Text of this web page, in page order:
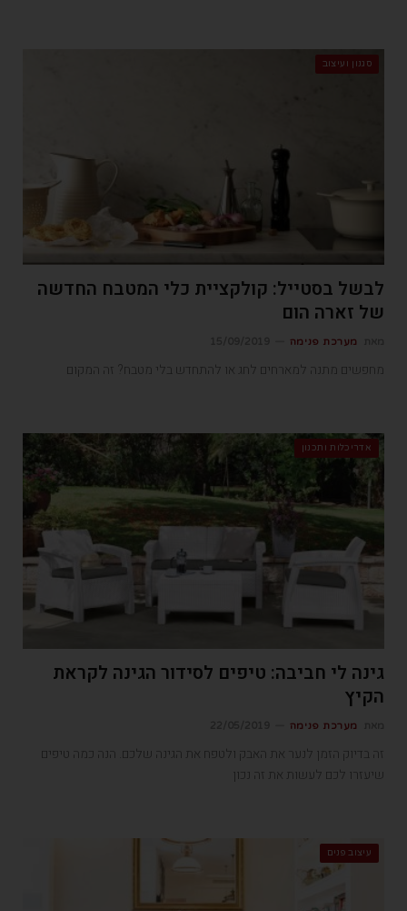
סגנון ועיצוב
לבשל בסטייל: קולקציית כלי המטבח החדשה
של זארה הום
מערכת פנימה
מחפשים מתנה למארחים לחג או להתחדש בלי מטבח? זה המקום
אדריכלות ותכנון
גינה לי חביבה: טיפים לסידור הגינה לקראת
הקיץ
מערכת פנימה
זה בדיוק הזמן לנער את האבק ולטפח את הגינה שלכם. הנה כמה טיפים
שיעזרו לכם לעשות את זה נכון
עיצוב פנים